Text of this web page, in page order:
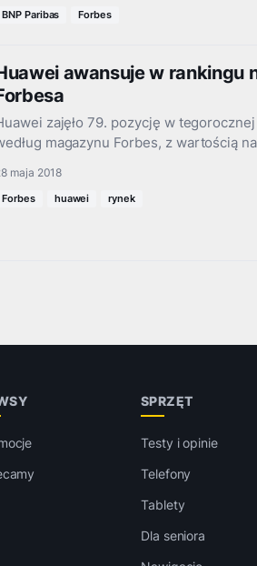
BNP Paribas Forbes
awansuje w rankingu
zajęło 79. pozycję w
magazynu Forbes, z wartością
maja 2018
Forbes huawei rynek
SPRZĘT
Testy i opinie
Telefony
Tablety
Dla seniora